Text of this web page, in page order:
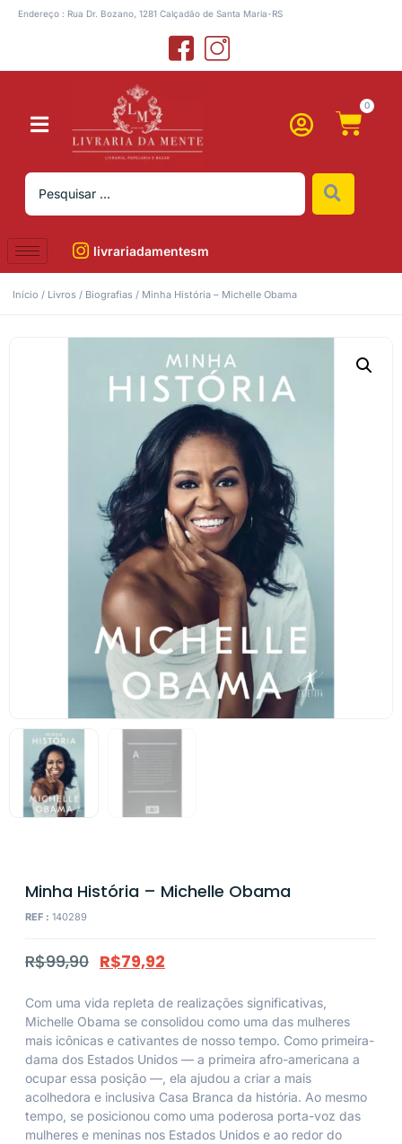
Endereço : Rua Dr. Bozano, 1281 Calçadão de Santa Maria-RS
0
livrariadamentesm
Início / Livros / Biografias / Minha História – Michelle Obama
Minha História – Michelle Obama
REF : 140289
R$99,90 R$79,92
Com uma vida repleta de realizações significativas,
Michelle Obama se consolidou como uma das mulheres
mais icônicas e cativantes de nosso tempo. Como primeira-
dama dos Estados Unidos — a primeira afro-americana a
ocupar essa posição —, ela ajudou a criar a mais
acolhedora e inclusiva Casa Branca da história. Ao mesmo
tempo, se posicionou como uma poderosa porta-voz das
mulheres e meninas nos Estados Unidos e ao redor do